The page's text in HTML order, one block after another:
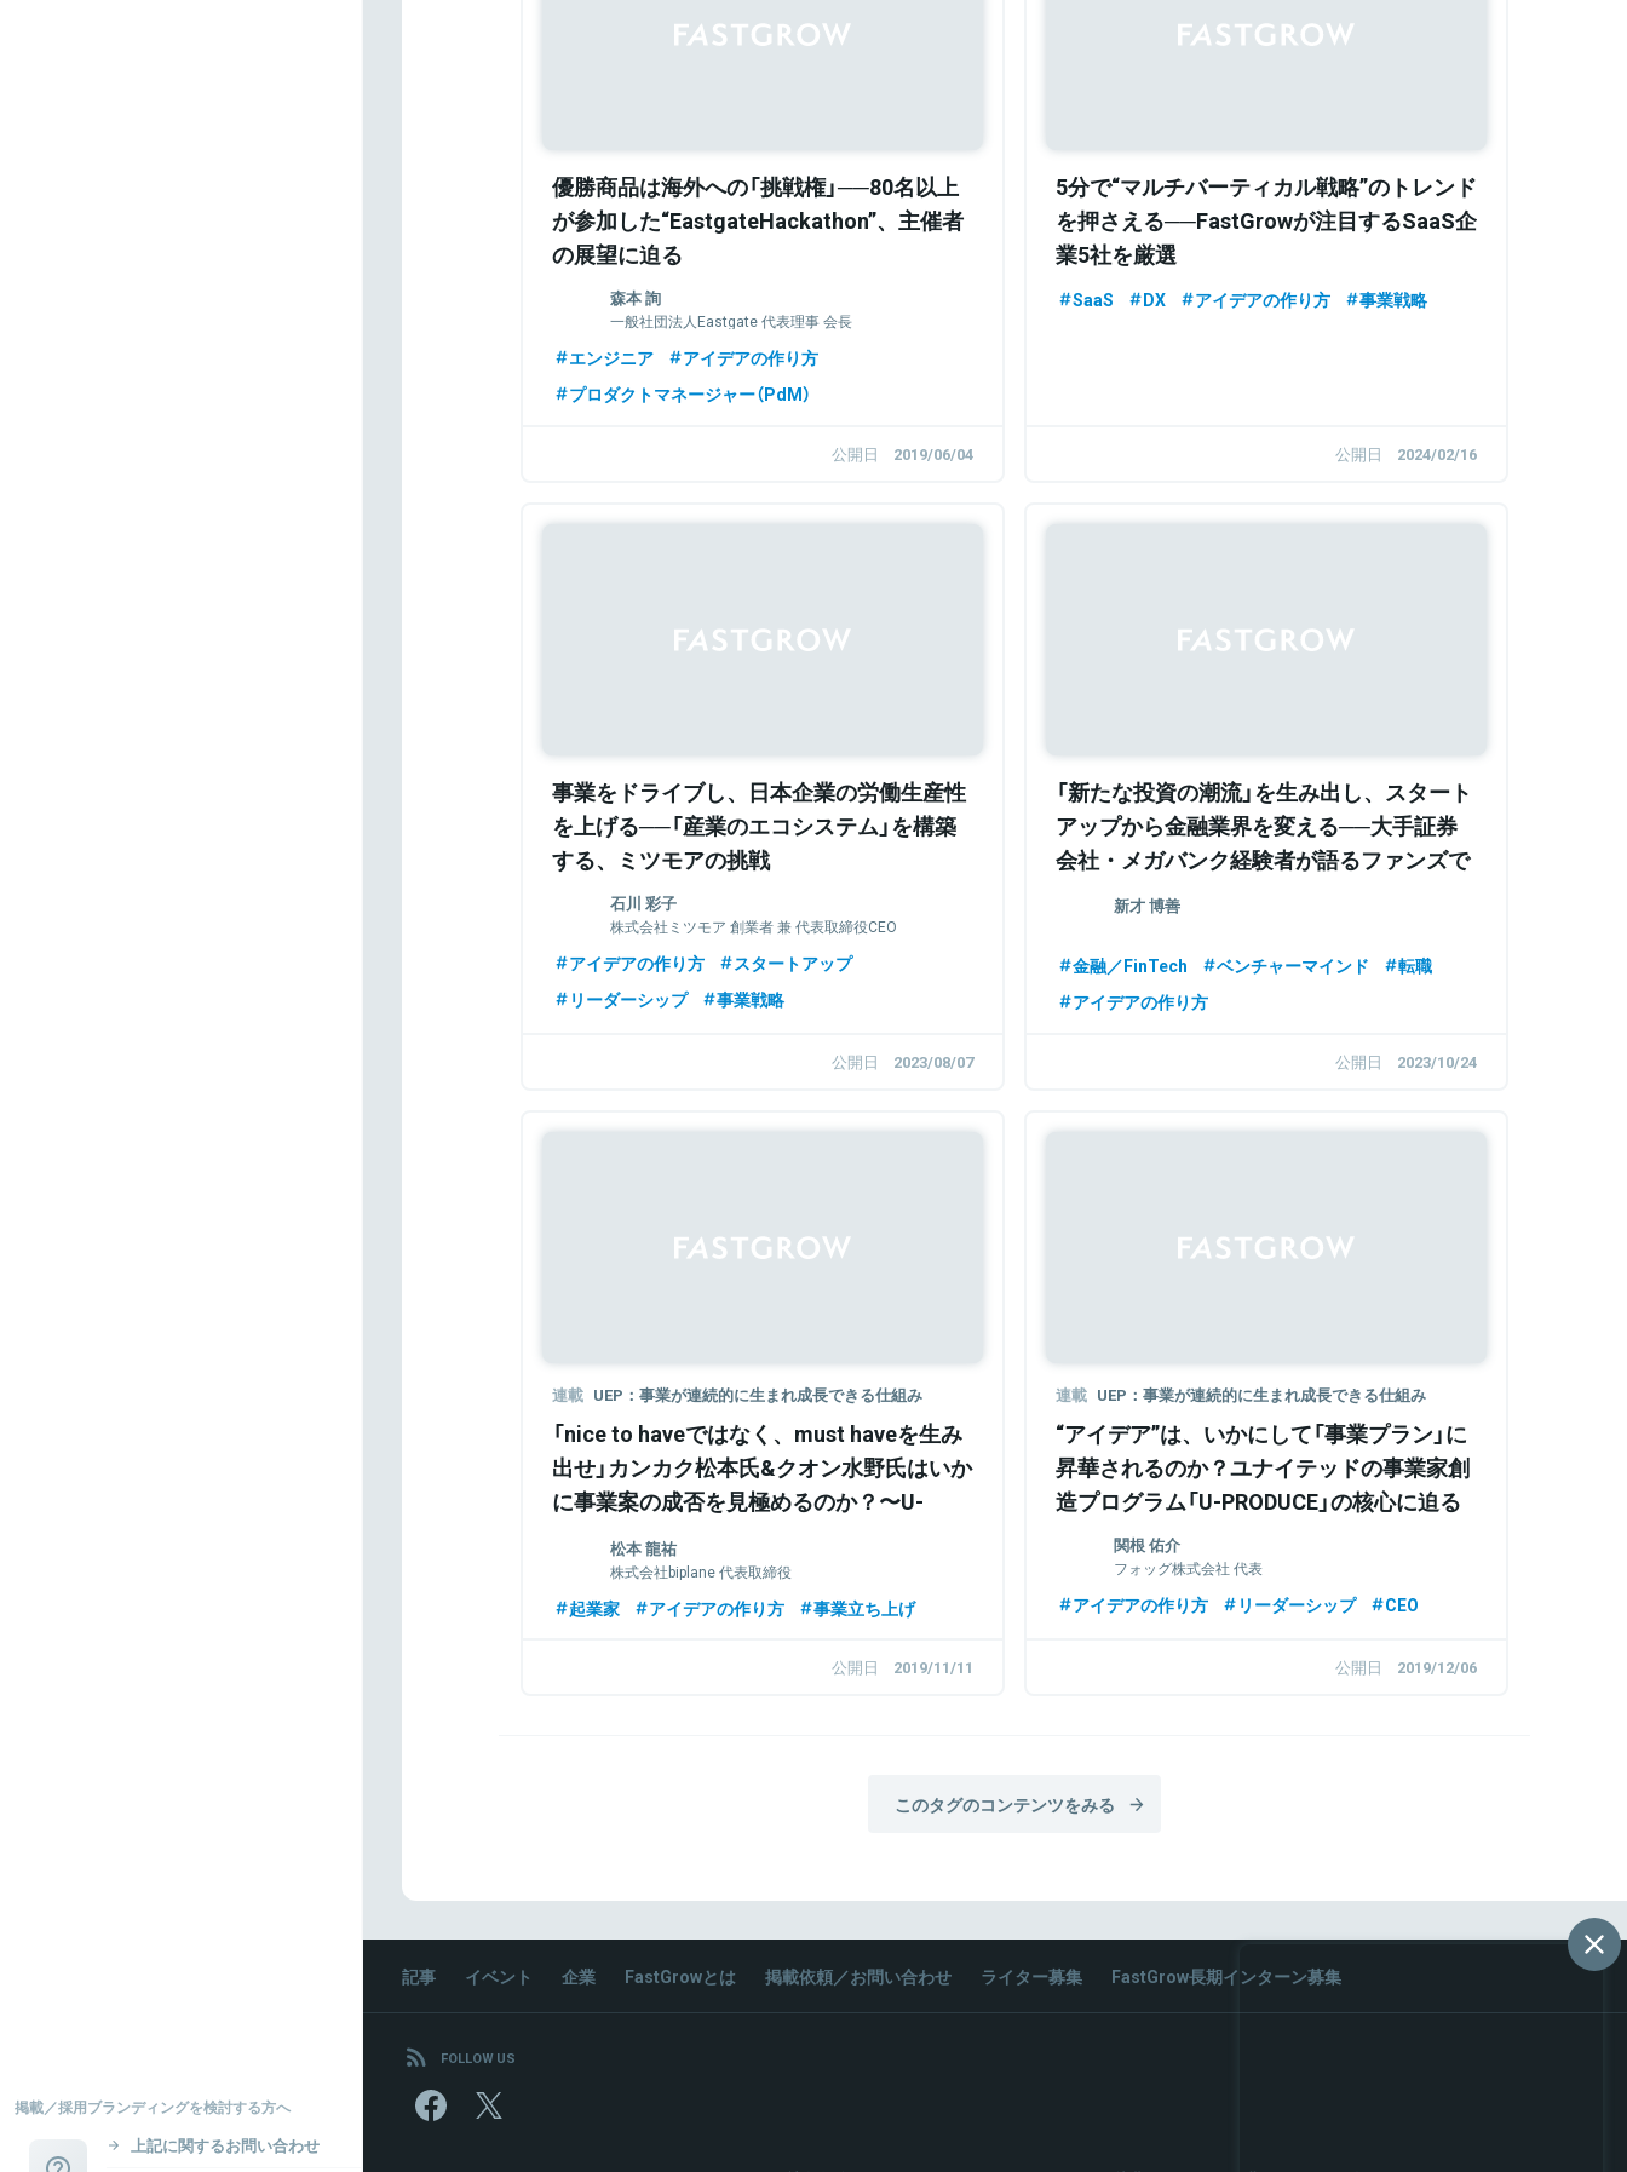
掲載／採用ブランディングを検討する方へ
上記に関するお問い合わせ
優勝商品は海外への「挑戦権」──80名以上
が参加した“EastgateHackathon”、主催者
の展望に迫る
森本 詢
一般社団法人Eastgate 代表理事 会長
エンジニア
アイデアの作り方
プロダクトマネージャー（PdM）
公開日 2019/06/04
5分で“マルチバーティカル戦略”のトレンド
を押さえる──FastGrowが注目するSaaS企
業5社を厳選
SaaS DX アイデアの作り方 事業戦略
公開日 2024/02/16
事業をドライブし、日本企業の労働生産性
を上げる──「産業のエコシステム」を構築
する、ミツモアの挑戦
石川 彩子
株式会社ミツモア 創業者 兼 代表取締役CEO
アイデアの作り方
スタートアップ
リーダーシップ
事業戦略
公開日 2023/08/07
「新たな投資の潮流」を生み出し、スタート
アップから金融業界を変える──大手証券
会社・メガバンク経験者が語るファンズで
しかできない挑戦とは
新才 博善
金融／FinTech ベンチャーマインド
転職
アイデアの作り方
公開日 2023/10/24
連載 UEP：事業が連続的に生まれ成長できる仕組み
「nice to haveではなく、must haveを生み
出せ」カンカク松本氏&クオン水野氏はいか
に事業案の成否を見極めるのか？〜U-
PRODUCEパネルトーク〜
松本 龍祐
株式会社biplane 代表取締役
起業家 アイデアの作り方 事業立ち上げ
公開日 2019/11/11
連載 UEP：事業が連続的に生まれ成長できる仕組み
“アイデア”は、いかにして「事業プラン」に
昇華されるのか？ユナイテッドの事業家創
造プログラム「U-PRODUCE」の核心に迫る
関根 佑介
フォッグ株式会社 代表
アイデアの作り方 リーダーシップ CEO
公開日 2019/12/06
このタグのコンテンツをみる
記事 イベント 企業 FastGrowとは 掲載依頼／お問い合わせ ライター募集 FastGrow長期インターン募集
FOLLOW US